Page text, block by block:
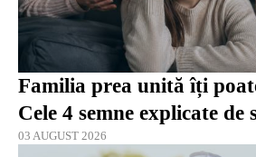
Familia prea unită îți
Cele 4 semne explicate de
03 AUGUST 2026